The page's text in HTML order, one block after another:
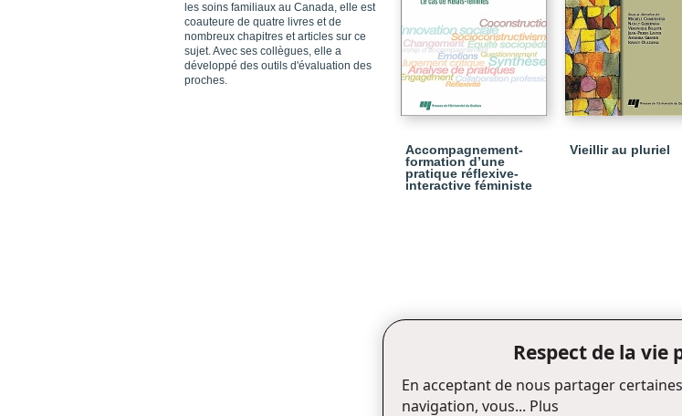
les soins familiaux au Canada, elle est
coauteure de quatre livres et de
nombreux chapitres et articles sur ce
sujet. Avec ses collègues, elle a
développé des outils d'évaluation des
proches.
Accompagnement-
formation d’une
pratique réflexive-
interactive féministe
Vieillir au pluriel
Respect de la vie
En acceptant de nous partager
navigation, vous... Plus